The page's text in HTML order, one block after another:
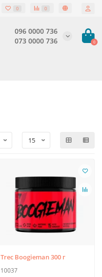
0 0
096 0000 736
073 0000 736
0
Trec Boogieman 300 г
10037